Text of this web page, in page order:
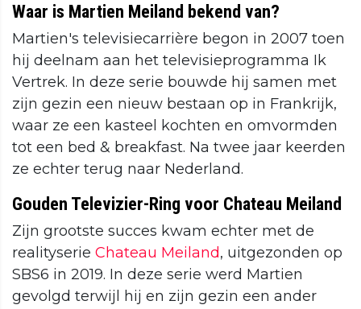
Waar is Martien Meiland bekend van?
Martien's televisiecarrière begon in 2007 toen
hij deelnam aan het televisieprogramma Ik
Vertrek. In deze serie bouwde hij samen met
zijn gezin een nieuw bestaan op in Frankrijk,
waar ze een kasteel kochten en omvormden
tot een bed & breakfast. Na twee jaar keerden
ze echter terug naar Nederland.
Gouden Televizier-Ring voor Chateau Meiland
Zijn grootste succes kwam echter met de
realityserie Chateau Meiland, uitgezonden op
SBS6 in 2019. In deze serie werd Martien
gevolgd terwijl hij en zijn gezin een ander